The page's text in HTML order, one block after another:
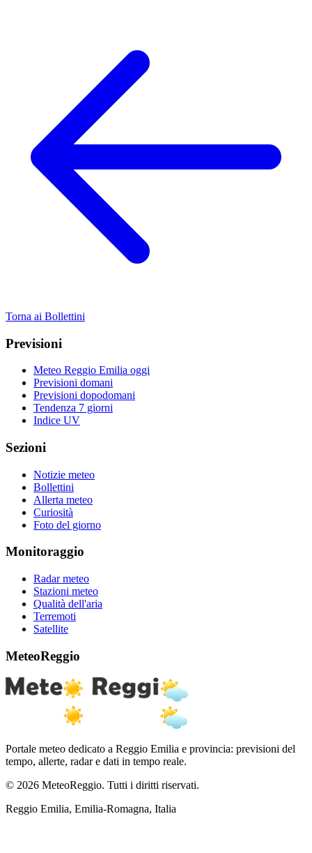
Torna ai Bollettini
Previsioni
Meteo Reggio Emilia oggi
Previsioni domani
Previsioni dopodomani
Tendenza 7 giorni
Indice UV
Sezioni
Notizie meteo
Bollettini
Allerta meteo
Curiosità
Foto del giorno
Monitoraggio
Radar meteo
Stazioni meteo
Qualità dell'aria
Terremoti
Satellite
MeteoReggio
Portale meteo dedicato a Reggio Emilia e provincia: previsioni del
tempo, allerte, radar e dati in tempo reale.
© 2026 MeteoReggio. Tutti i diritti riservati.
Reggio Emilia, Emilia-Romagna, Italia